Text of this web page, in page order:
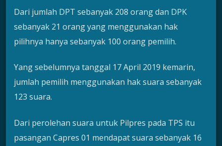
Dari jumlah DPT sebanyak 208 orang dan DPK
sebanyak 21 orang yang menggunakan hak
pilihnya hanya sebanyak 100 orang pemilih.
Yang sebelumnya tanggal 17 April 2019 kemarin,
jumlah pemilih menggunakan hak suara sebanyak
123 suara.
Dari perolehan suara untuk Pilpres pada TPS itu
pasangan Capres 01 mendapat suara sebanyak 16